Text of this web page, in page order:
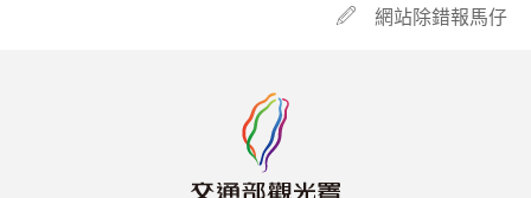
網站除錯報馬仔